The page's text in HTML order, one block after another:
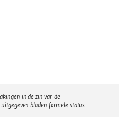
in de zin van de
bladen formele status